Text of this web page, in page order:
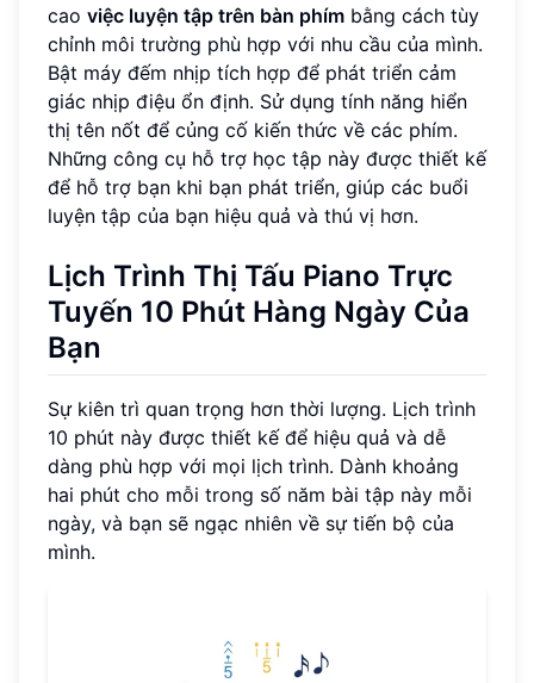
cao việc luyện tập trên bàn phím bằng cách tùy
chỉnh môi trường phù hợp với nhu cầu của mình.
Bật máy đếm nhịp tích hợp để phát triển cảm
giác nhịp điệu ổn định. Sử dụng tính năng hiển
thị tên nốt để củng cố kiến thức về các phím.
Những công cụ hỗ trợ học tập này được thiết kế
để hỗ trợ bạn khi bạn phát triển, giúp các buổi
luyện tập của bạn hiệu quả và thú vị hơn.
Lịch Trình Thị Tấu Piano Trực
Tuyến 10 Phút Hàng Ngày Của
Bạn
Sự kiên trì quan trọng hơn thời lượng. Lịch trình
10 phút này được thiết kế để hiệu quả và dễ
dàng phù hợp với mọi lịch trình. Dành khoảng
hai phút cho mỗi trong số năm bài tập này mỗi
ngày, và bạn sẽ ngạc nhiên về sự tiến bộ của
mình.